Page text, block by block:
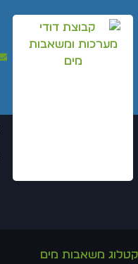
קטלוג משאבות מים